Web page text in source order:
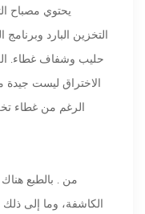
يحتوي مصباح
التخزين البارد
حليب وشفاف غطاء.
الاختراق ليست جيدة
الرغم من غطاء
من . بالطبع
الكاشفة، وما إلى